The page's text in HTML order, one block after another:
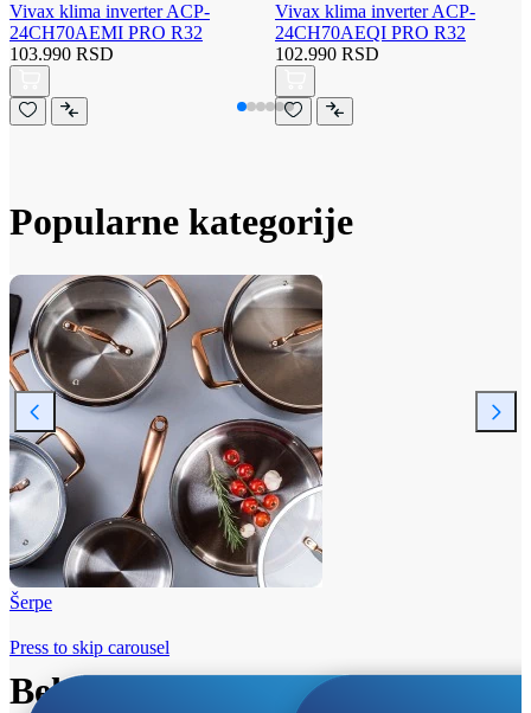
Vivax klima inverter ACP-
24CH70AEMI PRO R32
103.990 RSD
Vivax klima inverter ACP-
24CH70AEQI PRO R32
102.990 RSD
Popularne kategorije
Šerpe
Beko i Tesla super cene
Press to skip carousel